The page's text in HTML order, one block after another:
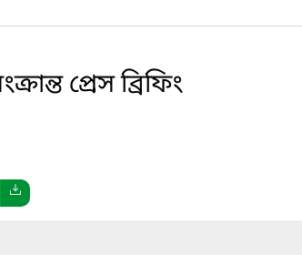
প্রেস ব্রিফিং